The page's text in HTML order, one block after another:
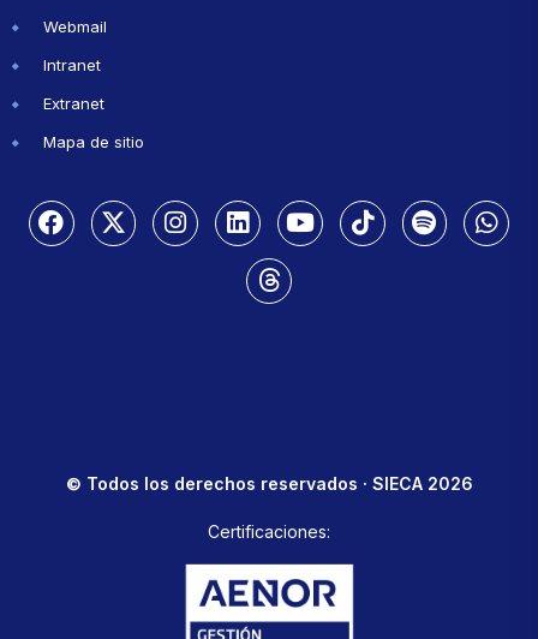
Webmail
Intranet
Extranet
Mapa de sitio
© Todos los derechos reservados · SIECA 2026
Certificaciones: